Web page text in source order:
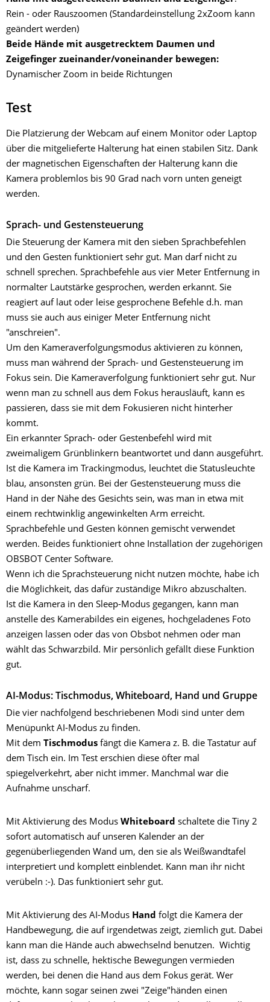
Rein - oder Rauszoomen (Standardeinstellung 2xZoom kann
geändert werden)
Beide Hände mit ausgetrecktem Daumen und
Zeigefinger zueinander/voneinander bewegen:
Dynamischer Zoom in beide Richtungen
Test
Die Platzierung der Webcam auf einem Monitor oder Laptop
über die mitgelieferte Halterung hat einen stabilen Sitz. Dank
der magnetischen Eigenschaften der Halterung kann die
Kamera problemlos bis 90 Grad nach vorn unten geneigt
werden.
Sprach- und Gestensteuerung
Die Steuerung der Kamera mit den sieben Sprachbefehlen
und den Gesten funktioniert sehr gut. Man darf nicht zu
schnell sprechen. Sprachbefehle aus vier Meter Entfernung in
normalter Lautstärke gesprochen, werden erkannt. Sie
reagiert auf laut oder leise gesprochene Befehle d.h. man
muss sie auch aus einiger Meter Entfernung nicht
"anschreien".
Um den Kameraverfolgungsmodus aktivieren zu können,
muss man während der Sprach- und Gestensteuerung im
Fokus sein. Die Kameraverfolgung funktioniert sehr gut. Nur
wenn man zu schnell aus dem Fokus herausläuft, kann es
passieren, dass sie mit dem Fokusieren nicht hinterher
kommt.
Ein erkannter Sprach- oder Gestenbefehl wird mit
zweimaligem Grünblinkern beantwortet und dann ausgeführt.
Ist die Kamera im Trackingmodus, leuchtet die Statusleuchte
blau, ansonsten grün. Bei der Gestensteuerung muss die
Hand in der Nähe des Gesichts sein, was man in etwa mit
einem rechtwinklig angewinkelten Arm erreicht.
Sprachbefehle und Gesten können gemischt verwendet
werden. Beides funktioniert ohne Installation der zugehörigen
OBSBOT Center Software.
Wenn ich die Sprachsteuerung nicht nutzen möchte, habe ich
die Möglichkeit, das dafür zuständige Mikro abzuschalten.
Ist die Kamera in den Sleep-Modus gegangen, kann man
anstelle des Kamerabildes ein eigenes, hochgeladenes Foto
anzeigen lassen oder das von Obsbot nehmen oder man
wählt das Schwarzbild. Mir persönlich gefällt diese Funktion
gut.
AI-Modus: Tischmodus, Whiteboard, Hand und Gruppe
Die vier nachfolgend beschriebenen Modi sind unter dem
Menüpunkt AI-Modus zu finden.
Mit dem Tischmodus fängt die Kamera z. B. die Tastatur auf
dem Tisch ein. Im Test erschien diese öfter mal
spiegelverkehrt, aber nicht immer. Manchmal war die
Aufnahme unscharf.
Mit Aktivierung des Modus Whiteboard schaltete die Tiny 2
sofort automatisch auf unseren Kalender an der
gegenüberliegenden Wand um, den sie als Weißwandtafel
interpretiert und komplett einblendet. Kann man ihr nicht
verübeln :-). Das funktioniert sehr gut.
Mit Aktivierung des AI-Modus Hand folgt die Kamera der
Handbewegung, die auf irgendetwas zeigt, ziemlich gut. Dabei
kann man die Hände auch abwechselnd benutzen. Wichtig
ist, dass zu schnelle, hektische Bewegungen vermieden
werden, bei denen die Hand aus dem Fokus gerät. Wer
möchte, kann sogar seinen zwei "Zeige"händen einen